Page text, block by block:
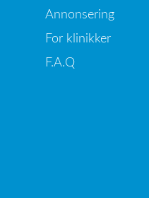
Annonsering
For klinikker
F.A.Q